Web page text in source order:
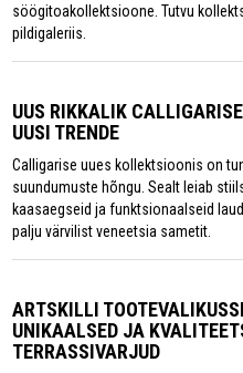
söögitoakollektsioone. Tutvu
pildigaleriis.
UUS RIKKALIK
UUSI TRENDE
Calligarise uues kollektsioonis on
suundumuste hõngu. Sealt leiab
kaasaegseid ja funktsionaalseid
palju värvilist veneetsia sametit.
ARTSKILLI
UNIKAALSED JA
TERRASSIVARJUD